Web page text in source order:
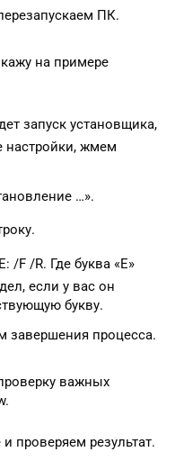
ПК.
на примере
запуск установщика,
настройки, жмем
…».
/F /R. Где буква «E»
если у вас он
букву.
завершения процесса.
важных
проверяем результат.